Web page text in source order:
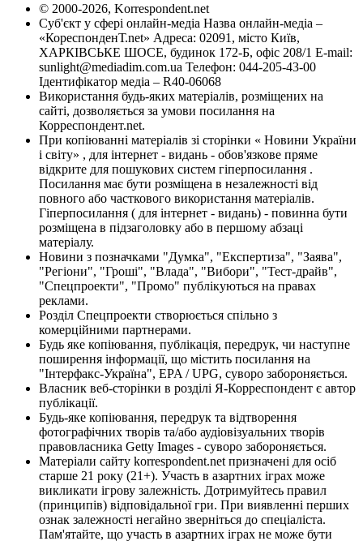
© 2000-2026, Korrespondent.net
Суб'єкт у сфері онлайн-медіа Назва онлайн-медіа –
«КореспонденТ.net» Адреса: 02091, місто Київ,
ХАРКІВСЬКЕ ШОСЕ, будинок 172-Б, офіс 208/1 E-mail:
sunlight@mediadim.com.ua Телефон: 044-205-43-00
Ідентифікатор медіа – R40-06068
Використання будь-яких матеріалів, розміщених на
сайті, дозволяється за умови посилання на
Корреспондент.net.
При копіюванні матеріалів зі сторінки « Новини України
і світу» , для інтернет - видань - обов'язкове пряме
відкрите для пошукових систем гіперпосилання .
Посилання має бути розміщена в незалежності від
повного або часткового використання матеріалів.
Гіперпосилання ( для інтернет - видань) - повинна бути
розміщена в підзаголовку або в першому абзаці
матеріалу.
Новини з позначками "Думка", "Експертиза", "Заява",
"Регіони", "Гроші", "Влада", "Вибори", "Тест-драйв",
"Спецпроекти", "Промо" публікуються на правах
реклами.
Розділ Спецпроекти створюється спільно з
комерційними партнерами.
Будь яке копіювання, публікація, передрук, чи наступне
поширення інформації, що містить посилання на
"Інтерфакс-Україна", EPA / UPG, суворо забороняється.
Власник веб-сторінки в розділі Я-Корреспондент є автор
публікації.
Будь-яке копіювання, передрук та відтворення
фотографічних творів та/або аудіовізуальних творів
правовласника Getty Images - суворо забороняється.
Матеріали сайту korrespondent.net призначені для осіб
старше 21 року (21+). Участь в азартних іграх може
викликати ігрову залежність. Дотримуйтесь правил
(принципів) відповідальної гри. При виявленні перших
ознак залежності негайно зверніться до спеціаліста.
Пам'ятайте, що участь в азартних іграх не може бути